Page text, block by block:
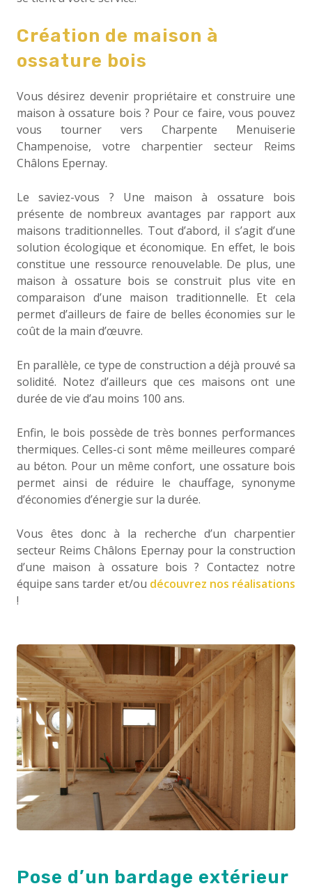
Création de maison à
ossature bois
Vous désirez devenir propriétaire et construire une
maison à ossature bois ? Pour ce faire, vous pouvez
vous tourner vers Charpente Menuiserie
Champenoise, votre charpentier secteur Reims
Châlons Epernay.
Le saviez-vous ? Une maison à ossature bois
présente de nombreux avantages par rapport aux
maisons traditionnelles. Tout d’abord, il s’agit d’une
solution écologique et économique. En effet, le bois
constitue une ressource renouvelable. De plus, une
maison à ossature bois se construit plus vite en
comparaison d’une maison traditionnelle. Et cela
permet d’ailleurs de faire de belles économies sur le
coût de la main d’œuvre.
En parallèle, ce type de construction a déjà prouvé sa
solidité. Notez d’ailleurs que ces maisons ont une
durée de vie d’au moins 100 ans.
Enfin, le bois possède de très bonnes performances
thermiques. Celles-ci sont même meilleures comparé
au béton. Pour un même confort, une ossature bois
permet ainsi de réduire le chauffage, synonyme
d’économies d’énergie sur la durée.
Vous êtes donc à la recherche d’un charpentier
secteur Reims Châlons Epernay pour la construction
d’une maison à ossature bois ? Contactez notre
équipe sans tarder et/ou découvrez nos réalisations
!
Pose d’un bardage extérieur